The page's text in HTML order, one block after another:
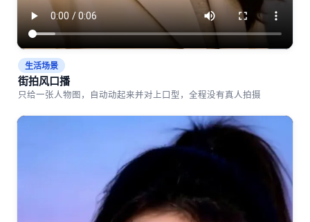
生活场景
街拍风口播
只给一张人物图，自动动起来并对上口型，全程没有真人拍摄